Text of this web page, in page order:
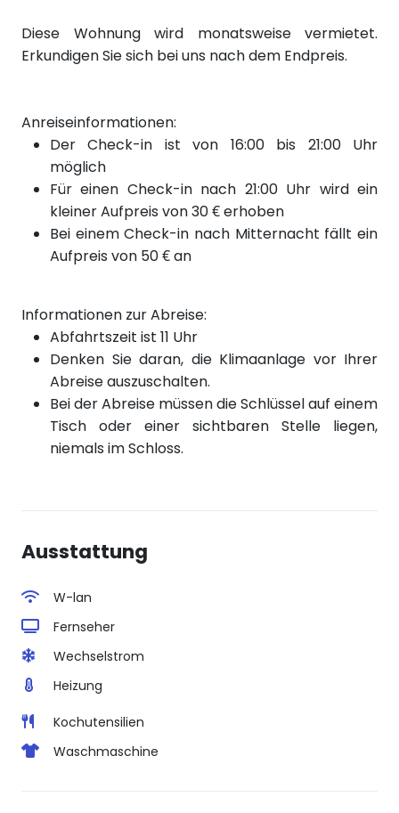
Diese Wohnung wird monatsweise vermietet.
Erkundigen Sie sich bei uns nach dem Endpreis.
Anreiseinformationen:
Der Check-in ist von 16:00 bis 21:00 Uhr
möglich
Für einen Check-in nach 21:00 Uhr wird ein
kleiner Aufpreis von 30 € erhoben
Bei einem Check-in nach Mitternacht fällt ein
Aufpreis von 50 € an
Informationen zur Abreise:
Abfahrtszeit ist 11 Uhr
Denken Sie daran, die Klimaanlage vor Ihrer
Abreise auszuschalten.
Bei der Abreise müssen die Schlüssel auf einem
Tisch oder einer sichtbaren Stelle liegen,
niemals im Schloss.
Ausstattung
W-lan
Fernseher
Wechselstrom
Heizung
Kochutensilien
Waschmaschine